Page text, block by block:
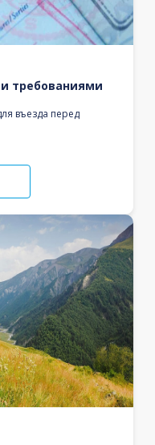
требованиями
въезда перед